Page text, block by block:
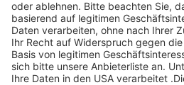
Mitbieten eine
Höchstgrenze für
Ihr Gebot fest. Ein
automatischer
Bietagent bietet